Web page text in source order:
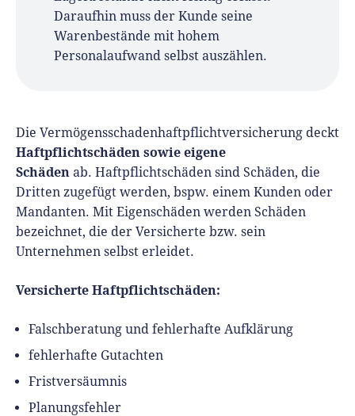
Daraufhin muss der Kunde seine
Warenbestände mit hohem
Personalaufwand selbst auszählen.
Die Vermögensschadenhaftpflichtversicherung deckt
Haftpflichtschäden sowie eigene
Schäden ab. Haftpflichtschäden sind Schäden, die
Dritten zugefügt werden, bspw. einem Kunden oder
Mandanten. Mit Eigenschäden werden Schäden
bezeichnet, die der Versicherte bzw. sein
Unternehmen selbst erleidet.
Versicherte Haftpflichtschäden:
Falschberatung und fehlerhafte Aufklärung
fehlerhafte Gutachten
Fristversäumnis
Planungsfehler